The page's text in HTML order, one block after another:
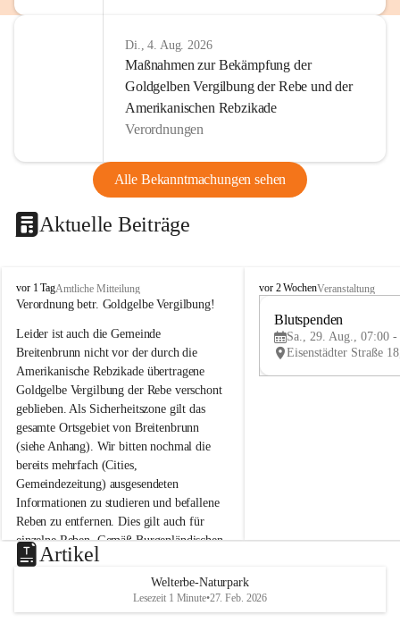
Di., 4. Aug. 2026
Maßnahmen zur Bekämpfung der
Goldgelben Vergilbung der Rebe und der
Amerikanischen Rebzikade
Verordnungen
Alle Bekanntmachungen sehen
Aktuelle Beiträge
B
r
i
t
e
n
b
r
u
n
n
a
m
N
e
u
s
d
vor 1 TagAmtliche Mitteilung
Verordnung betr. Goldgelbe Vergilbung!
Leider ist auch die Gemeinde
Breitenbrunn nicht vor der durch die
Amerikanische Rebzikade übertragene
Goldgelbe Vergilbung der Rebe verschont
geblieben. Als Sicherheitszone gilt das
gesamte Ortsgebiet von Breitenbrunn
(siehe Anhang). Wir bitten nochmal die
bereits mehrfach (Cities,
Gemeindezeitung) ausgesendeten
Informationen zu studieren und befallene
Reben zu entfernen. Dies gilt auch für
einzelne Reben. Gemäß Burgenländischen
Weinbaugesetz sind nicht gepflegte oder
unzulässige Weingärten zu roden! Bitte
helfen wir zusammen um unsere Winzer
vor den prognostizierten Ernteausfällen
B
e
u
e
d
vor 2 WochenVeranstaltung
Blutspenden
Sa., 29. Aug., 07:00 -
Artikel
Welterbe-Naturpark
Lesezeit 1 Minute•27. Feb. 2026